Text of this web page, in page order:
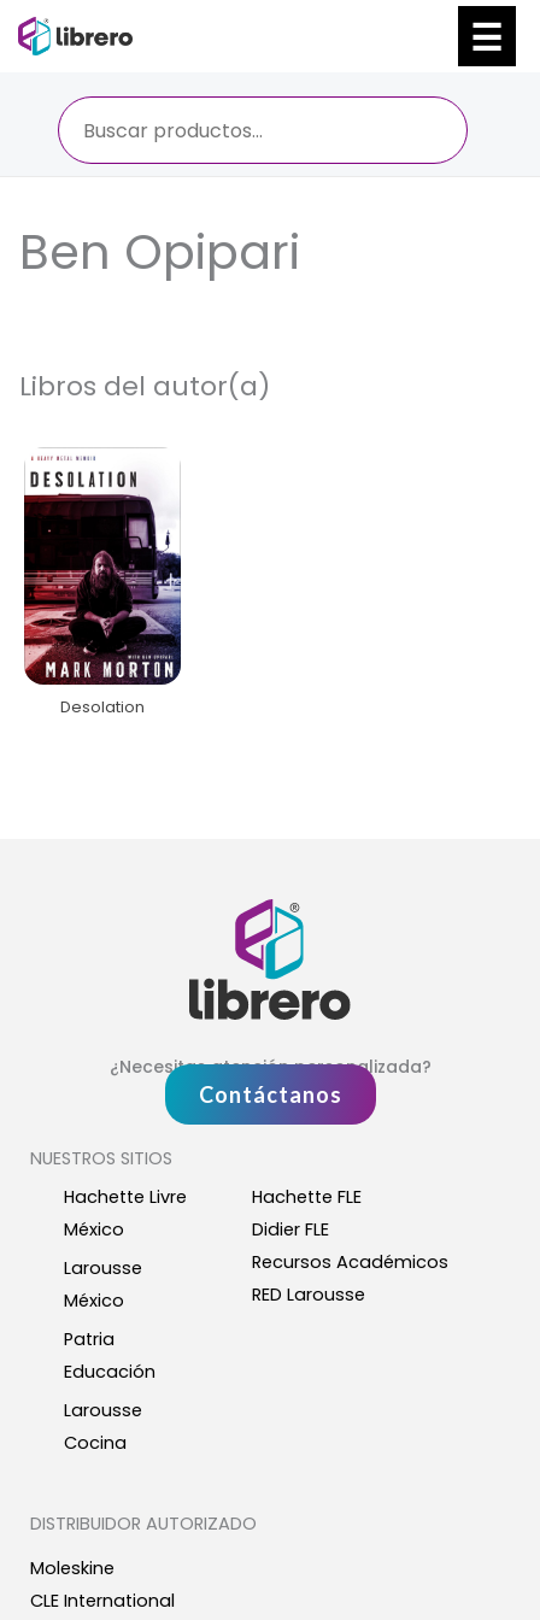
Ben Opipari
Libros del autor(a)
Desolation
¿Necesitas atención personalizada?
Contáctanos
NUESTROS SITIOS
Hachette Livre
México
Larousse
México
Patria
Educación
Larousse
Cocina
Hachette FLE
Didier FLE
Recursos Académicos
RED Larousse
DISTRIBUIDOR AUTORIZADO
Moleskine
CLE International